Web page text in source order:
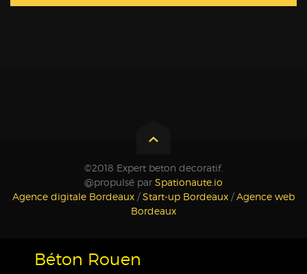
©2018 Expert beton decoratif.
@propulsé par Spationaute.io
Agence digitale Bordeaux /Start-up Bordeaux /Agence web
Bordeaux
Béton Rouen